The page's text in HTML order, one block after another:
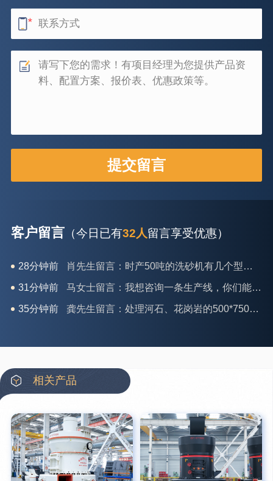
客户留言 （今日已有32人留言享受优惠）
31分钟前 马女士留言：我想咨询一条生产线，你们能做吗？
35分钟前 龚先生留言：处理河石、花岗岩的500*750颚破机什么价位？
39分钟前 翟先生留言：石头碎沙设备和洗砂设备有吗？
6分钟前 姚女士留言：这款破碎机一小时产能多大？是用电的还是燃油的？
12分钟前 宋先生留言：50吨左右的制砂机大概什么价位？
16分钟前 柳先生留言：洗石英砂全套设备有哪些？
26分钟前 杨先生留言：建筑垃圾破碎机可以铁器分类吗？
28分钟前 肖先生留言：时产50吨的洗砂机有几个型号？
相关产品